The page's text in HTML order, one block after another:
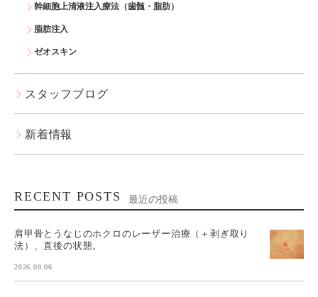
幹細胞上清液注入療法（歯髄・脂肪）
脂肪注入
ゼオスキン
スタッフブログ
新着情報
RECENT POSTS 最近の投稿
肩甲骨とうなじのホクロのレーザー治療（＋剥ぎ取り
法）、直後の状態。
2026.08.06